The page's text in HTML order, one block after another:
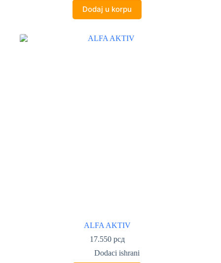
Dodaj u korpu
ALFA AKTIV
17.550 рсд
Dodaci ishrani